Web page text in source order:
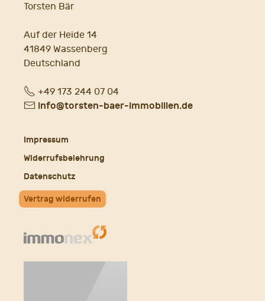
Torsten Bär
Auf der Heide 14
41849 Wassenberg
Deutschland
Fon+49 173 244 07 04
E- info@torsten-baer-immobilien.de
Impressum
Widerrufsbelehrung
Datenschutz
Vertrag widerrufen